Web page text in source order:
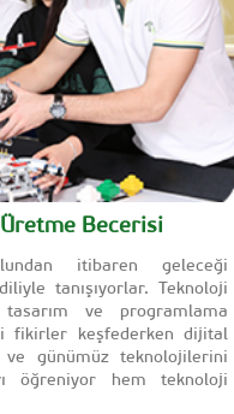
Becerisi
itibaren geleceği
tanışıyorlar. Teknoloji
ve programlama
fikirler keşfederken dijital
günümüz teknolojilerini
öğreniyor hem teknoloji